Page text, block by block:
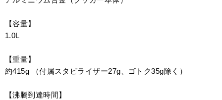
【容量】
1.0L
【重量】
約415g （付属スタビライザー27g、ゴトク35g除く）
【沸騰到達時間】